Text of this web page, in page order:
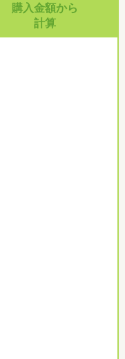
購入金額から
計算